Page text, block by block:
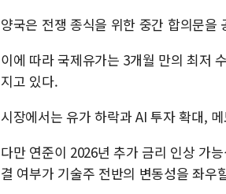
양국은 전쟁 종식을 위한 중간 합의문을
이에 따라 국제유가는 3개월 만의 최저
지고 있다.
시장에서는 유가 하락과 AI 투자 확대,
다만 연준이 2026년 추가 금리 인상 가
결 여부가 기술주 전반의 변동성을 좌우